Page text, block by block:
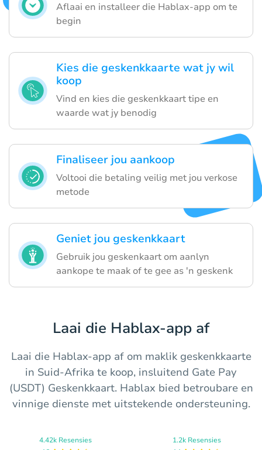
Aflaai en installeer die Hablax-app om te
begin
Kies die geskenkkaarte wat jy wil
koop
Vind en kies die geskenkkaart tipe en
waarde wat jy benodig
Finaliseer jou aankoop
Voltooi die betaling veilig met jou verkose
metode
Geniet jou geskenkkaart
Gebruik jou geskenkaart om aanlyn
aankope te maak of te gee as 'n geskenk
Laai die Hablax-app af
Laai die Hablax-app af om maklik geskenkkaarte
in Suid-Afrika te koop, insluitend Gate Pay
(USDT) Geskenkkaart. Hablax bied betroubare en
vinnige dienste met uitstekende ondersteuning.
4.42k Resensies 1.2k Resensies